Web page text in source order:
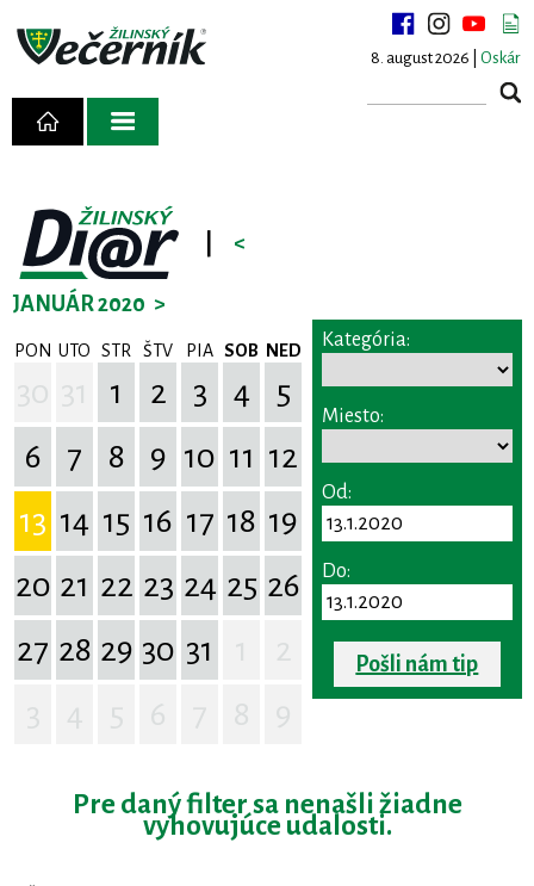
8. august 2026 | Oskár
<
JANUÁR 2020 >
PON UTO STR ŠTV PIA SOB NED
1 2 3 4
5
6
7 8 9 10 11 12
13 14 15 16 17 18 19
20 21 22 23 24 25 26
27 28 29 30 31
Kategória:
Miesto:
Od:
Do:
Pošli nám tip
Pre daný filter sa nenašli žiadne
vyhovujúce udalosti.